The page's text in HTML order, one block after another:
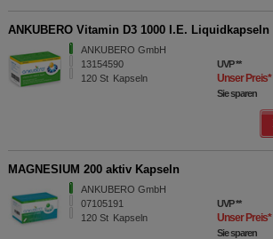
ANKUBERO Vitamin D3 1000 I.E. Liquidkapseln
ANKUBERO GmbH
13154590
120 St Kapseln
UVP**
Unser Preis*
Sie sparen
MAGNESIUM 200 aktiv Kapseln
ANKUBERO GmbH
07105191
120 St Kapseln
UVP**
Unser Preis*
Sie sparen